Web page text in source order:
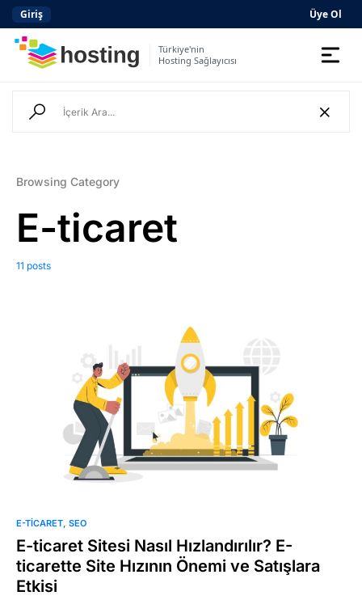
Giriş Üye Ol
Türkiye'nin
Hosting Sağlayıcısı
Domain
Kurumsal E-posta
Hazır Site AI
Yapay Zeka
Bilgi Bankası
Kurumsal
Müşteri Giriş
Browsing Category
E-ticaret
11 posts
E-TICARET SEO
E-ticaret Sitesi Nasıl Hızlandırılır? E-
ticarette Site Hızının Önemi ve Satışlara
Etkisi